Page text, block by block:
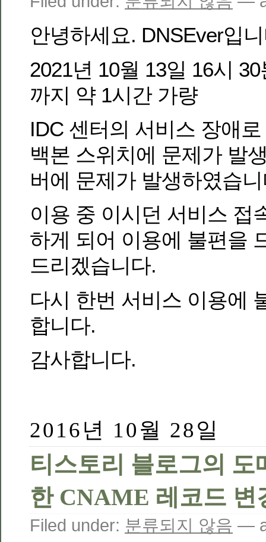
안녕하세요. DNSEver입
2021년 10월 13일 16시
까지 약 1시간 가량
IDC 센터의 서비스 장애
백본 스위치에 문제가 발
버에 문제가 발생하였습
이용 중 이시던 서비스 접
하게 되어 이용에 불편을
드리겠습니다.
다시 한번 서비스 이용에
합니다.
감사합니다.
2016년 10월 28일
티스토리 블로그의 도
한 CNAME 레코드 변
Filed under: 분류되지 않음 —